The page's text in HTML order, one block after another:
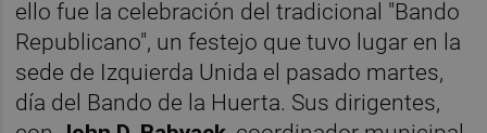
ello fue la celebración del tradicional "Bando
Republicano", un festejo que tuvo lugar en la
sede de Izquierda Unida el pasado martes,
día del Bando de la Huerta. Sus dirigentes,